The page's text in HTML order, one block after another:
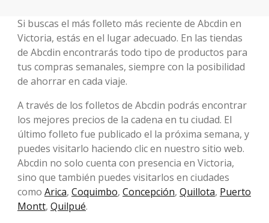
Si buscas el más folleto más reciente de Abcdin en
Victoria, estás en el lugar adecuado. En las tiendas
de Abcdin encontrarás todo tipo de productos para
tus compras semanales, siempre con la posibilidad
de ahorrar en cada viaje.
A través de los folletos de Abcdin podrás encontrar
los mejores precios de la cadena en tu ciudad. El
último folleto fue publicado el la próxima semana, y
puedes visitarlo haciendo clic en nuestro sitio web.
Abcdin no solo cuenta con presencia en Victoria,
sino que también puedes visitarlos en ciudades
como Arica, Coquimbo, Concepción, Quillota, Puerto
Montt, Quilpué.